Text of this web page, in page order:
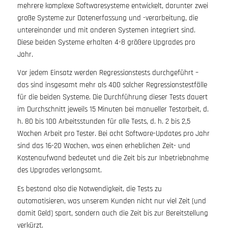
mehrere komplexe Softwaresysteme entwickelt, darunter zwei
große Systeme zur Datenerfassung und -verarbeitung, die
untereinander und mit anderen Systemen integriert sind.
Diese beiden Systeme erhalten 4-8 größere Upgrades pro
Jahr.
Vor jedem Einsatz werden Regressionstests durchgeführt –
das sind insgesamt mehr als 400 solcher Regressionstestfälle
für die beiden Systeme. Die Durchführung dieser Tests dauert
im Durchschnitt jeweils 15 Minuten bei manueller Testarbeit, d.
h. 80 bis 100 Arbeitsstunden für alle Tests, d. h. 2 bis 2,5
Wochen Arbeit pro Tester. Bei acht Software-Updates pro Jahr
sind das 16-20 Wochen, was einen erheblichen Zeit- und
Kostenaufwand bedeutet und die Zeit bis zur Inbetriebnahme
des Upgrades verlangsamt.
Es bestand also die Notwendigkeit, die Tests zu
automatisieren, was unserem Kunden nicht nur viel Zeit (und
damit Geld) spart, sondern auch die Zeit bis zur Bereitstellung
verkürzt.